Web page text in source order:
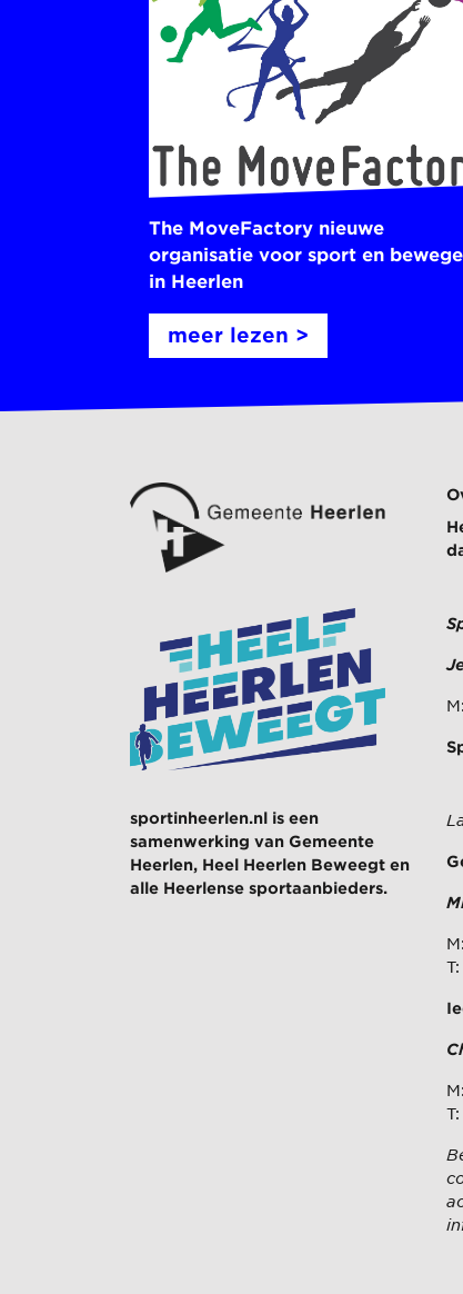
The MoveFactory nieuwe
organisatie voor sport en
in Heerlen
meer lezen >
sportinheerlen.nl is een
samenwerking van Gemeente
Heerlen, Heel Heerlen Beweegt en
alle Heerlense sportaanbieders.
M:
M:
M: